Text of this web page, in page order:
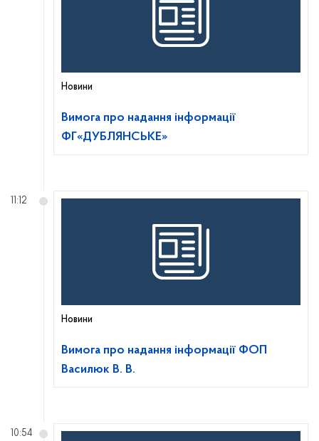
Новини
Вимога про надання інформації
ФГ«ДУБЛЯНСЬКЕ»
Новини
Вимога про надання інформації ФОП
Василюк В. В.
11:12
10:54